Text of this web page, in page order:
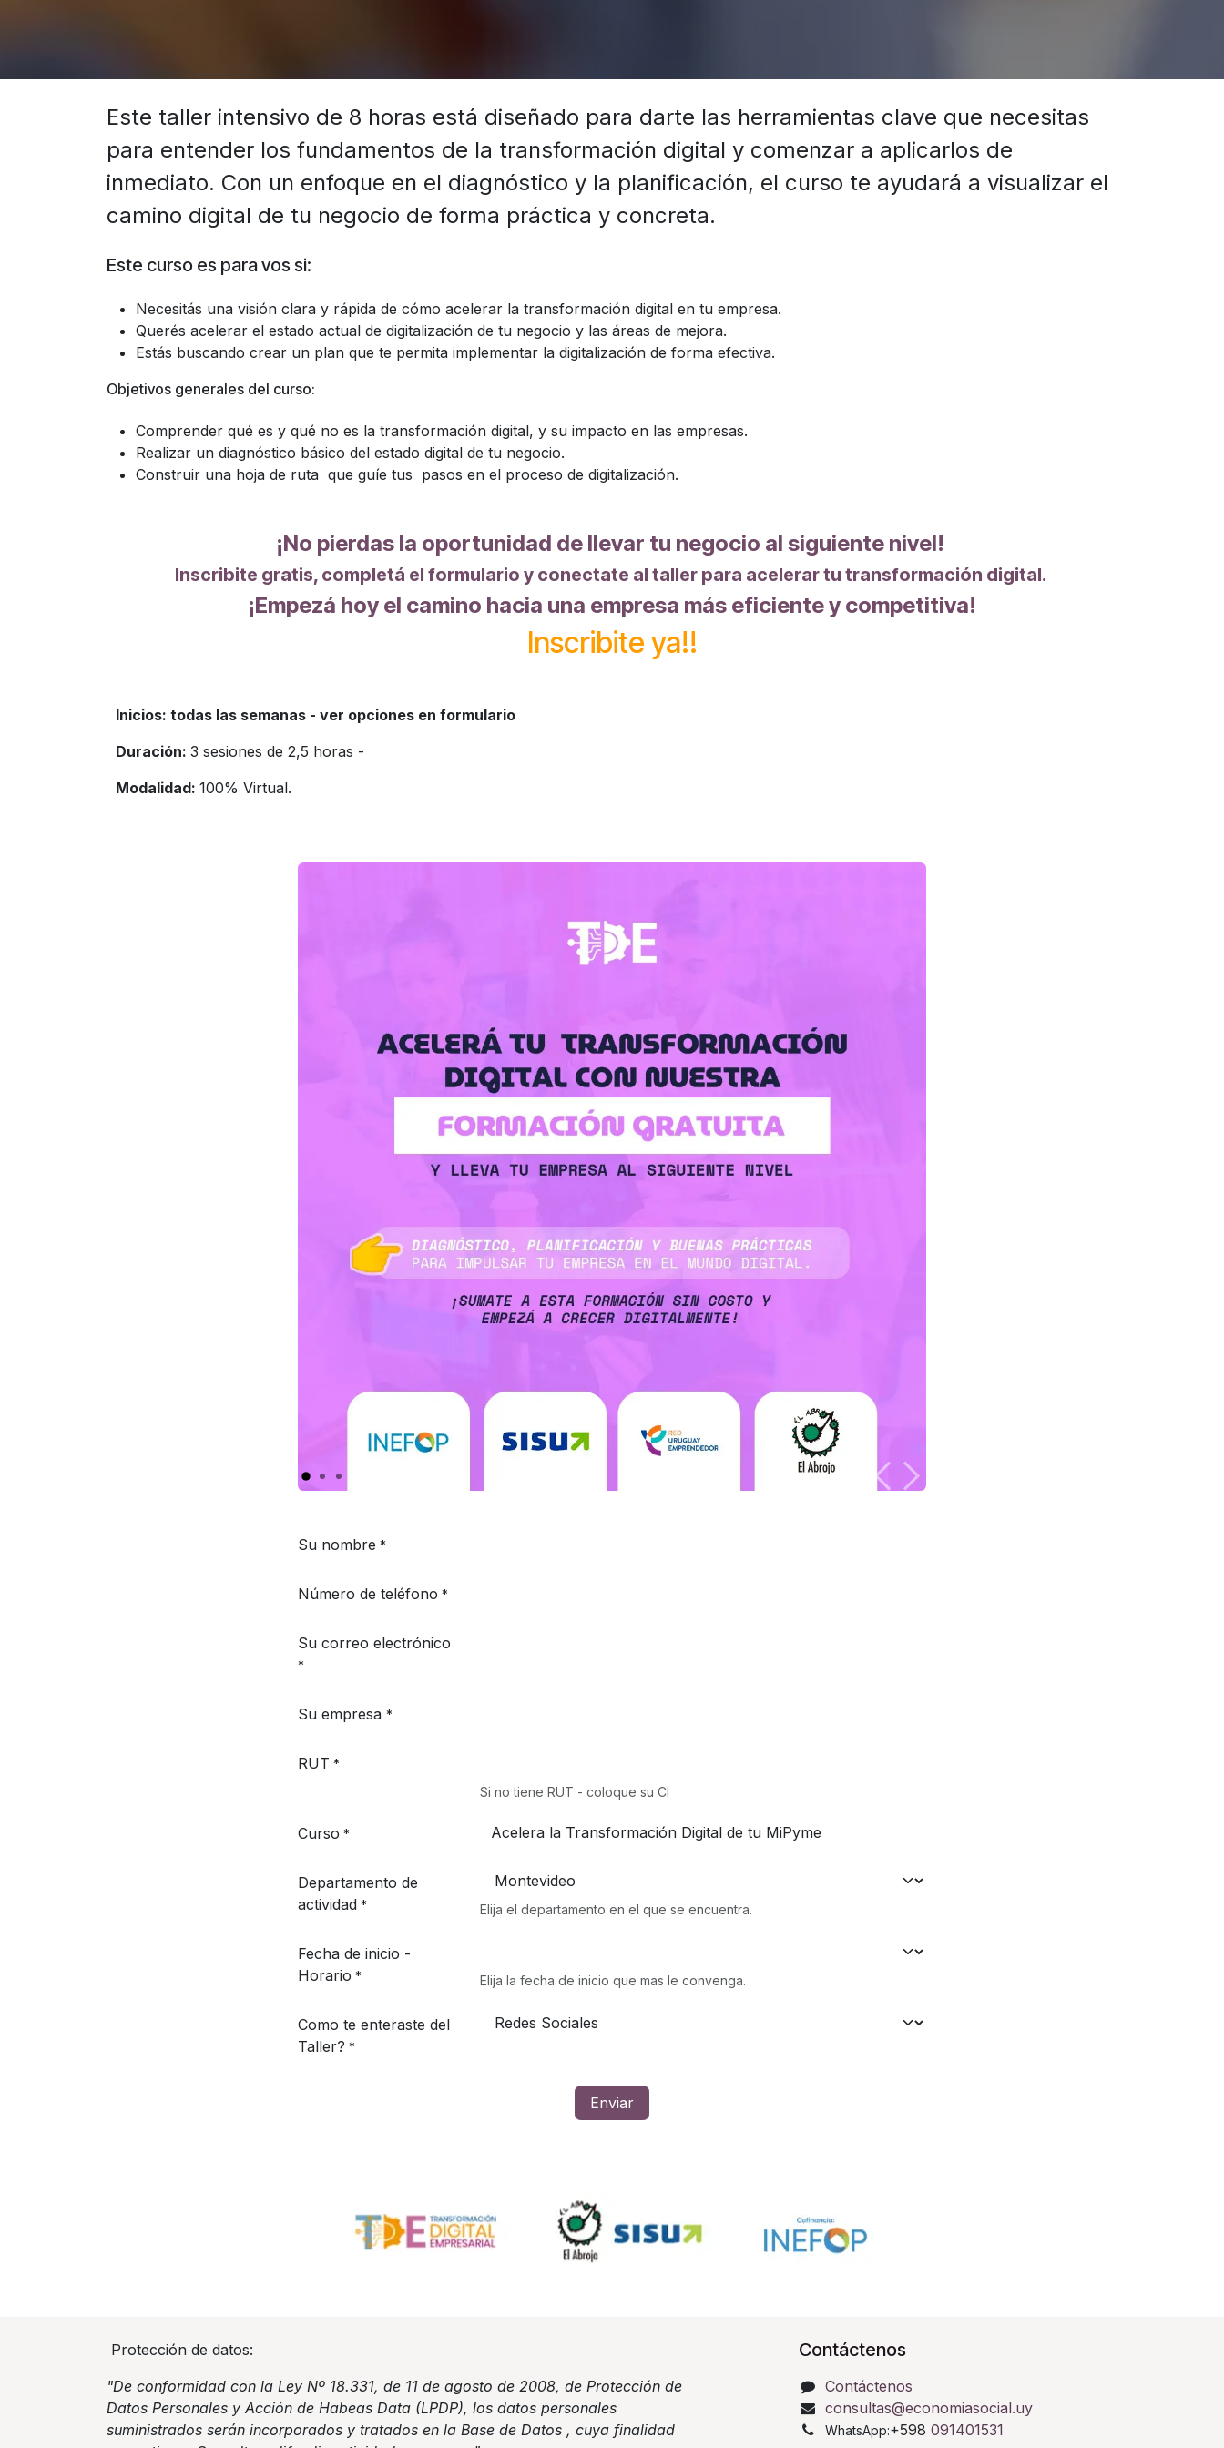
Este taller intensivo de 8 horas está diseñado para darte las herramientas clave que necesitas
para entender los fundamentos de la transformación digital y comenzar a aplicarlos de
inmediato. Con un enfoque en el diagnóstico y la planificación, el curso te ayudará a visualizar el
camino digital de tu negocio de forma práctica y concreta.
Este curso es para vos si:
Necesitás una visión clara y rápida de cómo acelerar la transformación digital en tu empresa.
Querés acelerar el estado actual de digitalización de tu negocio y las áreas de mejora.
Estás buscando crear un plan que te permita implementar la digitalización de forma efectiva.
Objetivos generales del curso:
Comprender qué es y qué no es la transformación digital, y su impacto en las empresas.
Realizar un diagnóstico básico del estado digital de tu negocio.
Construir una hoja de ruta que guíe tus pasos en el proceso de digitalización.
¡No pierdas la oportunidad de llevar tu negocio al siguiente nivel!
Inscribite gratis, completá el formulario y conectate al taller para acelerar tu transformación digital.
¡Empezá hoy el camino hacia una empresa más eficiente y competitiva!
Inscribite ya!!
Inicios: todas las semanas - ver opciones en formulario
Duración: 3 sesiones de 2,5 horas -
Modalidad: 100% Virtual.
AnteriorSiguiente
Su nombre *
Número de teléfono *
Su correo electrónico
*
Su empresa *
RUT *
Si no tiene RUT - coloque su CI
Curso *
Departamento de
actividad * Elija el departamento en el que se encuentra.
Fecha de inicio -
Horario * Elija la fecha de inicio que mas le convenga.
Como te enteraste del
Taller? *
Enviar
Protección de datos:
"De conformidad con la Ley Nº 18.331, de 11 de agosto de 2008, de Protección de
Datos Personales y Acción de Habeas Data (LPDP), los datos personales
suministrados serán incorporados y tratados en la Base de Datos , cuya finalidad
Contáctenos
Contáctenos
consultas@economiasocial.uy
WhatsApp:+598 091401531